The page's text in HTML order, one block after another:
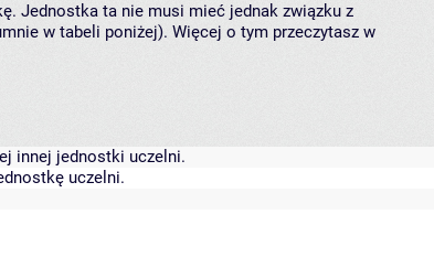
Jednostka ta nie musi mieć jednak związku z
w tabeli poniżej). Więcej o tym przeczytasz w
innej jednostki uczelni.
uczelni.